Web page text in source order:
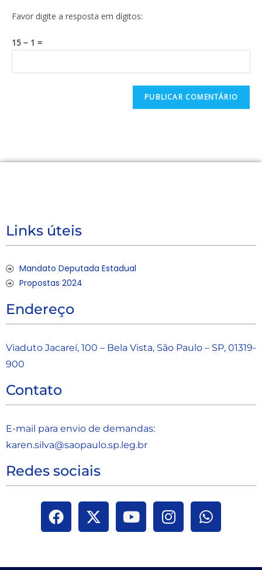
Favor digite a resposta em dígitos:
15 − 1 =
Links úteis
Mandato Deputada Estadual
Propostas 2024
Endereço
Viaduto Jacareí, 100 – Bela Vista, São Paulo – SP, 01319-
900
Contato
E-mail para envio de demandas:
karen.silva@saopaulo.sp.leg.br
Redes sociais